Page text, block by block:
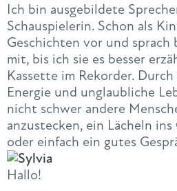
Ich bin ausgebildete
Schauspielerin. Schon als
Geschichten vor und
mit, bis ich sie es besser
Kassette im Rekorder.
Energie und unglaubliche
nicht schwer andere
anzustecken, ein Lächeln
oder einfach ein gutes
Hallo!